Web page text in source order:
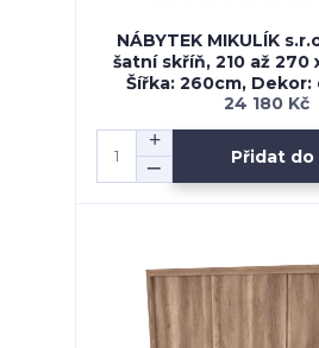
NÁBYTEK MIKULÍK
šatní skříň, 210 až 270
Šířka: 260cm,
24 180 Kč
Přidat do